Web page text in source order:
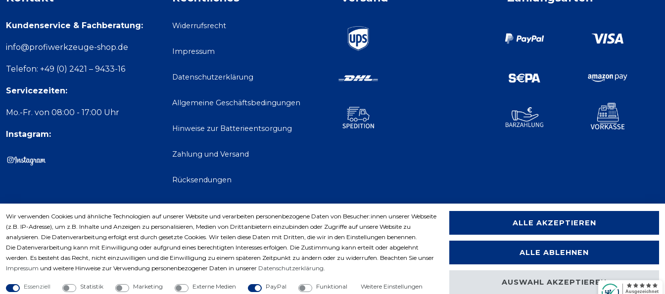
Kundenservice & Fachberatung:
info@profiwerkzeuge-shop.de
Telefon: +49 (0) 2421 – 9433-16
Servicezeiten:
Mo.-Fr. von 08:00 - 17:00 Uhr
Instagram:
Widerrufsrecht
Impressum
Datenschutzerklärung
Allgemeine Geschäftsbedingungen
Hinweise zur Batterieentsorgung
Zahlung und Versand
Rücksendungen
Kaufvertrag widerrufen
Copyright © 2023 by Profiwerkzeuge-Shop. Alle Rechte vorbehalten.
Wir verwenden Cookies und ähnliche Technologien auf unserer Website und verarbeiten personenbezogene Daten von Besucher:innen unserer Webseite
(z.B. IP-Adresse), um z.B. Inhalte und Anzeigen zu personalisieren, Medien von Drittanbietern einzubinden oder Zugriffe auf unsere Website zu
analysieren. Die Datenverarbeitung erfolgt erst durch gesetzte Cookies. Wir teilen diese Daten mit Dritten, die wir in den Einstellungen benennen.
Die Datenverarbeitung kann mit Einwilligung oder aufgrund eines berechtigten Interesses erfolgen. Die Zustimmung kann erteilt oder abgelehnt
werden. Es besteht das Recht, nicht einzuwilligen und die Einwilligung zu einem späteren Zeitpunkt zu ändern oder zu widerrufen. Beachten Sie unser
Impressum und weitere Hinweise zur Verwendung personenbezogener Daten in unserer Daten­schutz­erklärung.
Essenziell Statistik Marketing Externe Medien PayPal Funktional Weitere Einstellungen
ALLE AKZEPTIEREN
ALLE ABLEHNEN
AUSWAHL AKZEPTIEREN